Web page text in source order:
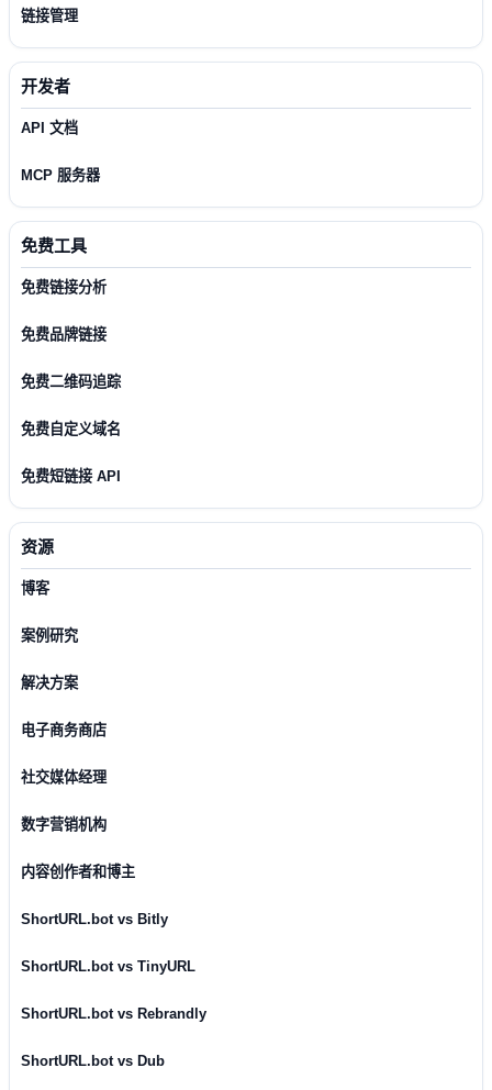
链接管理
开发者
API 文档
MCP 服务器
免费工具
免费链接分析
免费品牌链接
免费二维码追踪
免费自定义域名
免费短链接 API
资源
博客
案例研究
解决方案
电子商务商店
社交媒体经理
数字营销机构
内容创作者和博主
ShortURL.bot vs Bitly
ShortURL.bot vs TinyURL
ShortURL.bot vs Rebrandly
ShortURL.bot vs Dub